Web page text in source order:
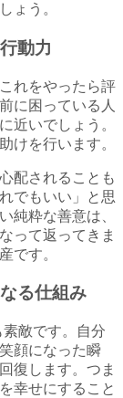
ょう。
動力
れをやったら評
に困っている人
近いでしょう。
けを行います。
配されることも
でもいい」と思
純粋な善意は、
って返ってきま
です。
る仕組み
敵です。自分
顔になった瞬
復します。つま
幸せにすること